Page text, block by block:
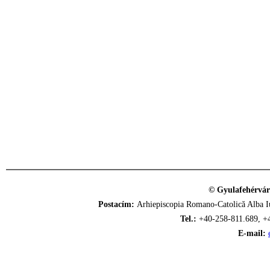
©
Postacím: Arhiepiscopia Romano-Catolică
Tel.: +40-258-811.689,
E-mail: